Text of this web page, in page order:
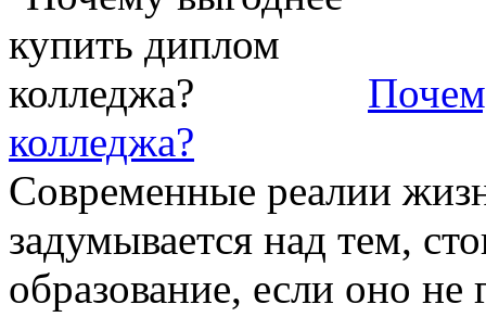
колледжа?
Современные реалии
задумывается над тем,
образование, если оно не